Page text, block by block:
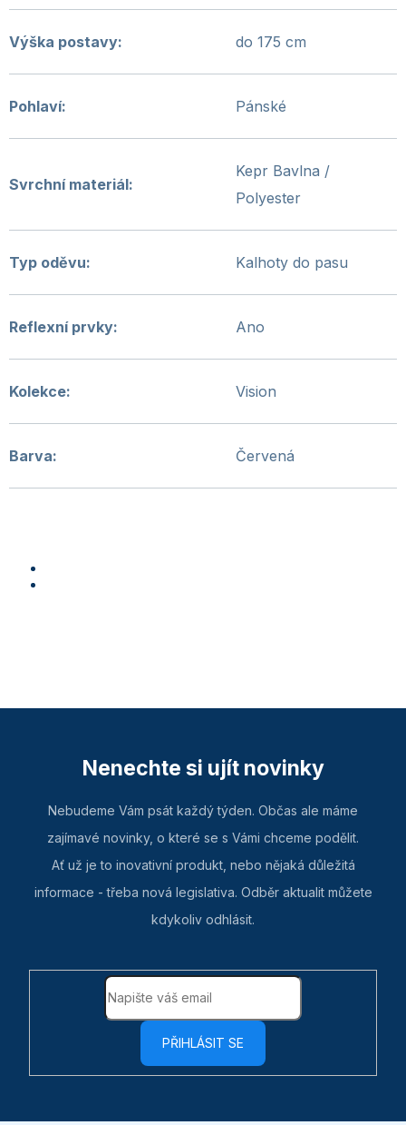
Výška postavy: do 175 cm
Pohlaví: Pánské
Svrchní materiál:
Kepr Bavlna /
Polyester
Typ oděvu: Kalhoty do pasu
Reflexní prvky: Ano
Kolekce: Vision
Barva: Červená
Nenechte si ujít novinky
Nebudeme Vám psát každý týden. Občas ale máme
zajímavé novinky, o které se s Vámi chceme podělit.
Ať už je to inovativní produkt, nebo nějaká důležitá
informace - třeba nová legislativa. Odběr aktualit můžete
kdykoliv odhlásit.
PŘIHLÁSIT SE